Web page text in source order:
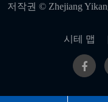
저작권 © Zhejiang
시테 맵